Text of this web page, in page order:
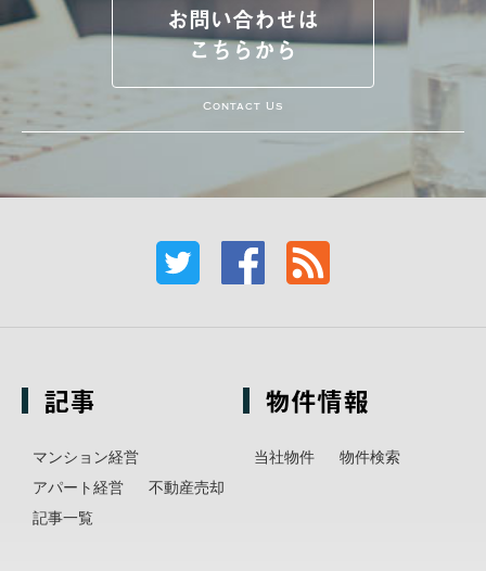
お問い合わせは
こちらから
Contact Us
記事
マンション経営
アパート経営
不動産売却
記事一覧
物件情報
当社物件 物件検索